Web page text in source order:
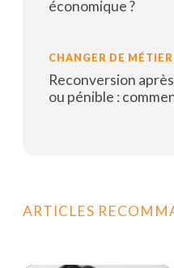
économique ?
CHANGER DE MÉTIER
Reconversion
ou pénible :
ARTICLES